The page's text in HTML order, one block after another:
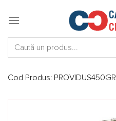
Cod Produs: PROVIDUS450GR